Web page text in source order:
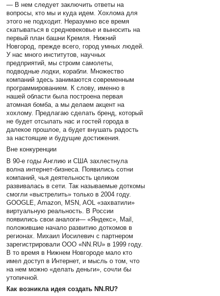
— В нем следует заключить ответы на
вопросы, кто мы и куда идем. Хохлома для
этого не подходит. Неразумно все время
скатываться в средневековье и выносить на
первый план башни Кремля. Нижний
Новгород, прежде всего, город умных людей.
У нас много институтов, научных
предприятий, мы строим самолеты,
подводные лодки, корабли. Множество
компаний здесь занимаются современным
программированием. К слову, именно в
нашей области была построена первая
атомная бомба, а мы делаем акцент на
хохлому. Предлагаю сделать бренд, который
не будет отсылать нас и гостей города в
далекое прошлое, а будет внушать радость
за настоящие и будущие достижения.
Вне конкуренции
В 90-е годы Англию и США захлестнула
волна интернет-бизнеса. Появились сотни
компаний, чья деятельность целиком
развивалась в сети. Так называемые доткомы
смогли «выстрелить» только в 2004 году.
GOOGLE, Amazon, MSN, AOL «захватили»
виртуальную реальность. В России
появились свои аналоги— «Яндекс», Mail,
положившие начало развитию доткомов в
регионах. Михаил Иосилевич с партнером
зарегистрировали ООО «NN.RU» в 1999 году.
В то время в Нижнем Новгороде мало кто
имел доступ в Интернет, и мысль о том, что
на нем можно «делать деньги», сочли бы
утопичной.
Как возникла идея создать NN.RU?